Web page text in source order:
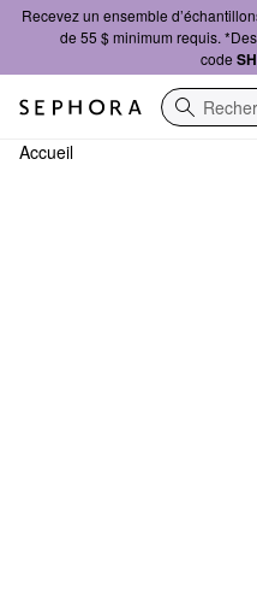
Recevez un ensemble
de 55 $ minimum requis.
code
Recherche
Accueil